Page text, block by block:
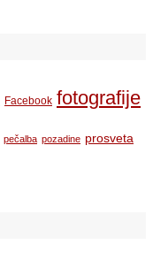
Facebook fotografije
pečalba pozadine prosveta